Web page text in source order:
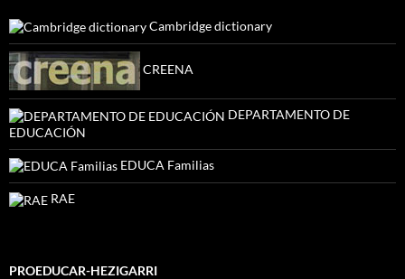
Cambridge dictionary
CREENA
DEPARTAMENTO DE
EDUCACIÓN
EDUCA Familias
RAE
PROEDUCAR-HEZIGARRI